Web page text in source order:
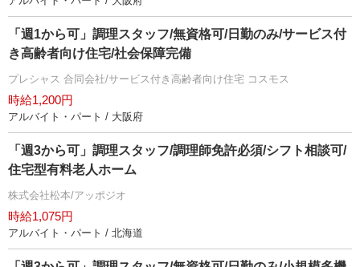
「週1から可」調理スタッフ/無資格可/日勤のみ/サービス付
き高齢者向け住宅/社会保障完備
プレシャス 合同会社/サービス付き高齢者向け住宅 コスモス
時給1,200円
アルバイト・パート / 大阪府
「週3から可」調理スタッフ/調理師免許必須/シフト相談可/
住宅型有料老人ホーム
株式会社松本/アッポジオ
時給1,075円
アルバイト・パート / 北海道